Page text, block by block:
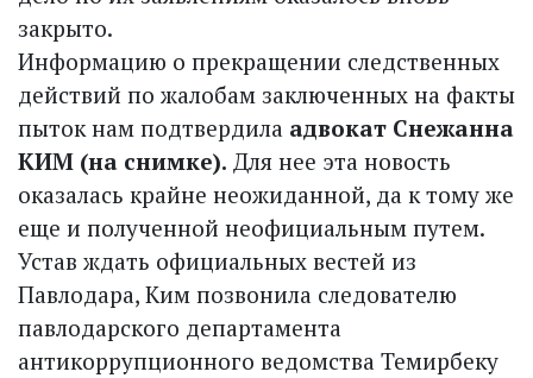
закрыто.
Информацию о прекращении следственных
действий по жалобам заключенных на факты
пыток нам подтвердила адвокат Снежанна
КИМ (на снимке). Для нее эта новость
оказалась крайне неожиданной, да к тому же
еще и полученной неофициальным путем.
Устав ждать официальных вестей из
Павлодара, Ким позвонила следователю
павлодарского департамента
антикоррупционного ведомства Темирбеку